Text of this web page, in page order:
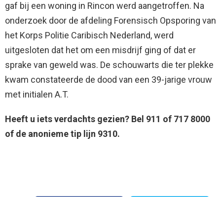
gaf bij een woning in Rincon werd aangetroffen. Na
onderzoek door de afdeling Forensisch Opsporing van
het Korps Politie Caribisch Nederland, werd
uitgesloten dat het om een misdrijf ging of dat er
sprake van geweld was. De schouwarts die ter plekke
kwam constateerde de dood van een 39-jarige vrouw
met initialen A.T.
Heeft u iets verdachts gezien? Bel 911 of 717 8000
of de anonieme tip lijn 9310.